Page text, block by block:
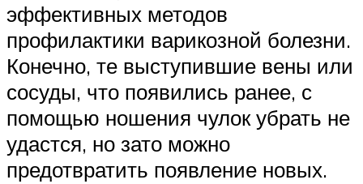
эффективных методов
профилактики варикозной болезни.
Конечно, те выступившие вены или
сосуды, что появились ранее, с
помощью ношения чулок убрать не
удастся, но зато можно
предотвратить появление новых.